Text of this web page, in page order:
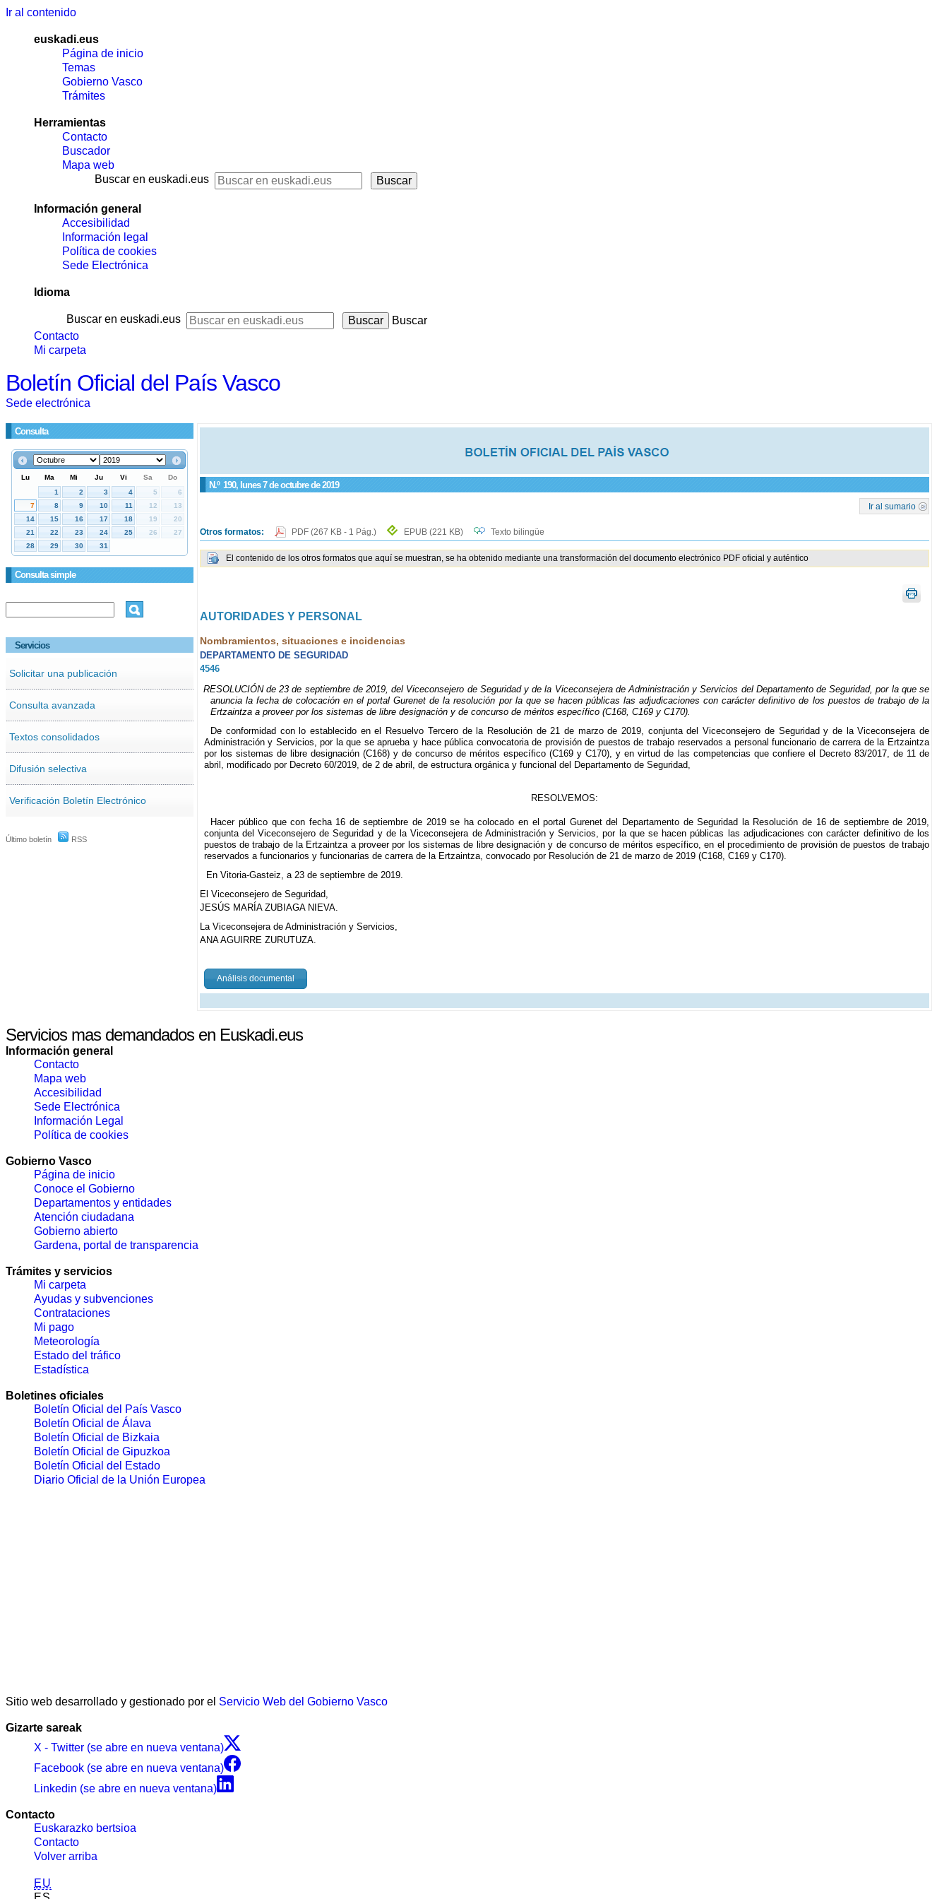
Ir al contenido
euskadi.eus
Página de inicio
Temas
Gobierno Vasco
Trámites
Herramientas
Contacto
Buscador
Mapa web
Buscar en euskadi.eus
Información general
Accesibilidad
Información legal
Política de cookies
Sede Electrónica
Idioma
Buscar en euskadi.eus
Buscar
Contacto
Mi carpeta
Boletín Oficial del País Vasco
Sede electrónica
Consulta
Consulta simple
Servicios
Solicitar una publicación
Consulta avanzada
Textos consolidados
Difusión selectiva
Verificación Boletín Electrónico
Último boletín RSS
N.º 190, lunes 7 de octubre de 2019
Ir al sumario
Otros formatos: PDF (267 KB - 1 Pág.) EPUB (221 KB) Texto bilingüe
El contenido de los otros formatos que aquí se muestran, se ha obtenido mediante una transformación del documento electrónico PDF oficial y auténtico
AUTORIDADES Y PERSONAL
Nombramientos, situaciones e incidencias
DEPARTAMENTO DE SEGURIDAD
4546
RESOLUCIÓN de 23 de septiembre de 2019, del Viceconsejero de Seguridad y de la Viceconsejera de Administración y Servicios del Departamento de Seguridad, por la que se
anuncia la fecha de colocación en el portal Gurenet de la resolución por la que se hacen públicas las adjudicaciones con carácter definitivo de los puestos de trabajo de la
Ertzaintza a proveer por los sistemas de libre designación y de concurso de méritos específico (C168, C169 y C170).
De conformidad con lo establecido en el Resuelvo Tercero de la Resolución de 21 de marzo de 2019, conjunta del Viceconsejero de Seguridad y de la Viceconsejera de
Administración y Servicios, por la que se aprueba y hace pública convocatoria de provisión de puestos de trabajo reservados a personal funcionario de carrera de la Ertzaintza
por los sistemas de libre designación (C168) y de concurso de méritos específico (C169 y C170), y en virtud de las competencias que confiere el Decreto 83/2017, de 11 de
abril, modificado por Decreto 60/2019, de 2 de abril, de estructura orgánica y funcional del Departamento de Seguridad,
RESOLVEMOS:
Hacer público que con fecha 16 de septiembre de 2019 se ha colocado en el portal Gurenet del Departamento de Seguridad la Resolución de 16 de septiembre de 2019,
conjunta del Viceconsejero de Seguridad y de la Viceconsejera de Administración y Servicios, por la que se hacen públicas las adjudicaciones con carácter definitivo de los
puestos de trabajo de la Ertzaintza a proveer por los sistemas de libre designación y de concurso de méritos específico, en el procedimiento de provisión de puestos de trabajo
reservados a funcionarios y funcionarias de carrera de la Ertzaintza, convocado por Resolución de 21 de marzo de 2019 (C168, C169 y C170).
En Vitoria-Gasteiz, a 23 de septiembre de 2019.
El Viceconsejero de Seguridad,
JESÚS MARÍA ZUBIAGA NIEVA.
La Viceconsejera de Administración y Servicios,
ANA AGUIRRE ZURUTUZA.
Análisis documental
Servicios mas demandados en Euskadi.eus
Información general
Contacto
Mapa web
Accesibilidad
Sede Electrónica
Información Legal
Política de cookies
Gobierno Vasco
Página de inicio
Conoce el Gobierno
Departamentos y entidades
Atención ciudadana
Gobierno abierto
Gardena, portal de transparencia
Trámites y servicios
Mi carpeta
Ayudas y subvenciones
Contrataciones
Mi pago
Meteorología
Estado del tráfico
Estadística
Boletines oficiales
Boletín Oficial del País Vasco
Boletín Oficial de Álava
Boletín Oficial de Bizkaia
Boletín Oficial de Gipuzkoa
Boletín Oficial del Estado
Diario Oficial de la Unión Europea
Sitio web desarrollado y gestionado por el Servicio Web del Gobierno Vasco
Gizarte sareak
X - Twitter (se abre en nueva ventana)
Facebook (se abre en nueva ventana)
Linkedin (se abre en nueva ventana)
Contacto
Euskarazko bertsioa
Contacto
Volver arriba
EU